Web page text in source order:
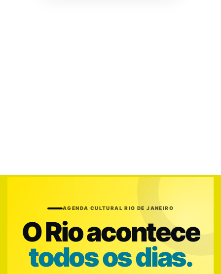
AGENDA CULTURAL RIO DE JANEIRO
O Rio acontece
todos os dias.